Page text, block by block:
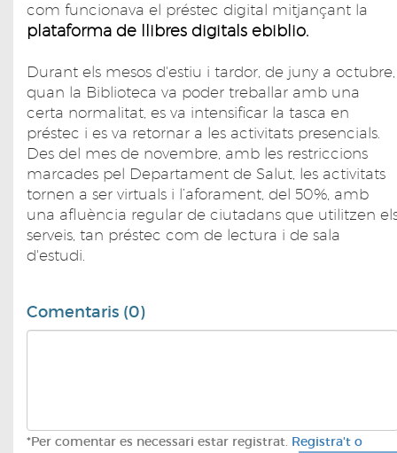
com funcionava el préstec digital mitjançant la
plataforma de llibres digitals ebiblio.
Durant els mesos d'estiu i tardor, de juny a octubre,
quan la Biblioteca va poder treballar amb una
certa normalitat, es va intensificar la tasca en
préstec i es va retornar a les activitats presencials.
Des del mes de novembre, amb les restriccions
marcades pel Departament de Salut, les activitats
tornen a ser virtuals i l’aforament, del 50%, amb
una afluència regular de ciutadans que utilitzen
serveis, tan préstec com de lectura i de sala
d'estudi.
Comentaris (0)
*Per comentar es necessari estar registrat. Registra't o